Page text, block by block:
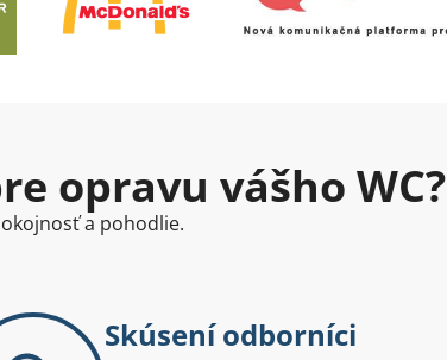
opravu vášho WC?
a pohodlie.
Skúsení odborníci